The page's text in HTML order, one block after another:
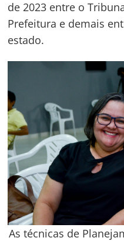
de 2023 entre o
Prefeitura e demais
estado.
As técnicas de